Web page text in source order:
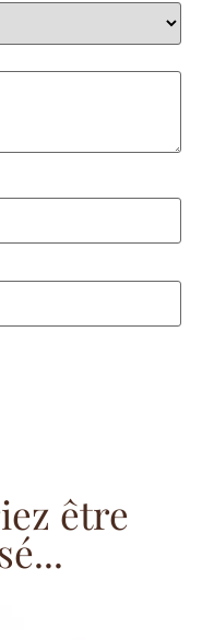
être